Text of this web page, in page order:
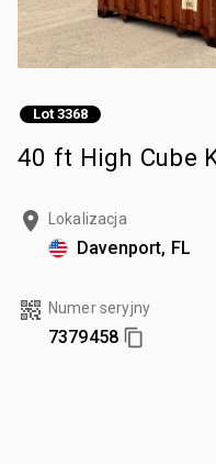
Lot 3368
40 ft High Cube
Lokalizacja
Davenport, FL
Numer seryjny
7379458